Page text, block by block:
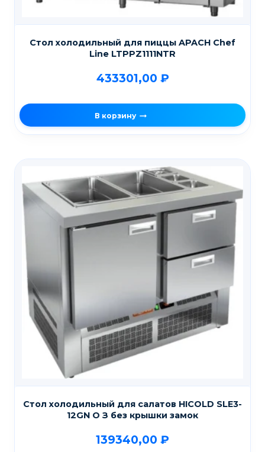
Стол холодильный для пиццы APACH Chef
Line LTPPZ1111NTR
433301,00 ₽
В корзину
Стол холодильный для салатов HICOLD SLE3-
12GN О З без крышки замок
139340,00 ₽